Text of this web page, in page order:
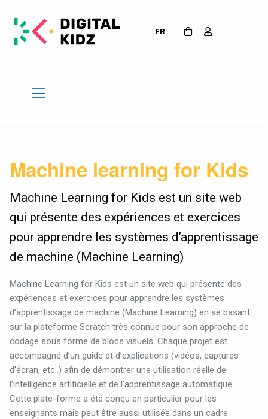
FR
Machine learning for Kids
Machine Learning for Kids est un site web
qui présente des expériences et exercices
pour apprendre les systèmes d’apprentissage
de machine (Machine Learning)
Machine Learning for Kids est un site web qui présente des
expériences et exercices pour apprendre les systèmes
d’apprentissage de machine (Machine Learning) en se basant
sur la plateforme Scratch très connue pour son approche de
codage sous forme de blocs visuels. Chaque projet est
accompagné d’un guide et d’explications (vidéos, captures
d’écran, etc..) afin de démontrer une utilisation réelle de
l’intelligence artificielle et de l’apprentissage automatique.
Cette plate-forme a été conçu en particulier pour les
enseignants mais peut être aussi utilisée dans un cadre